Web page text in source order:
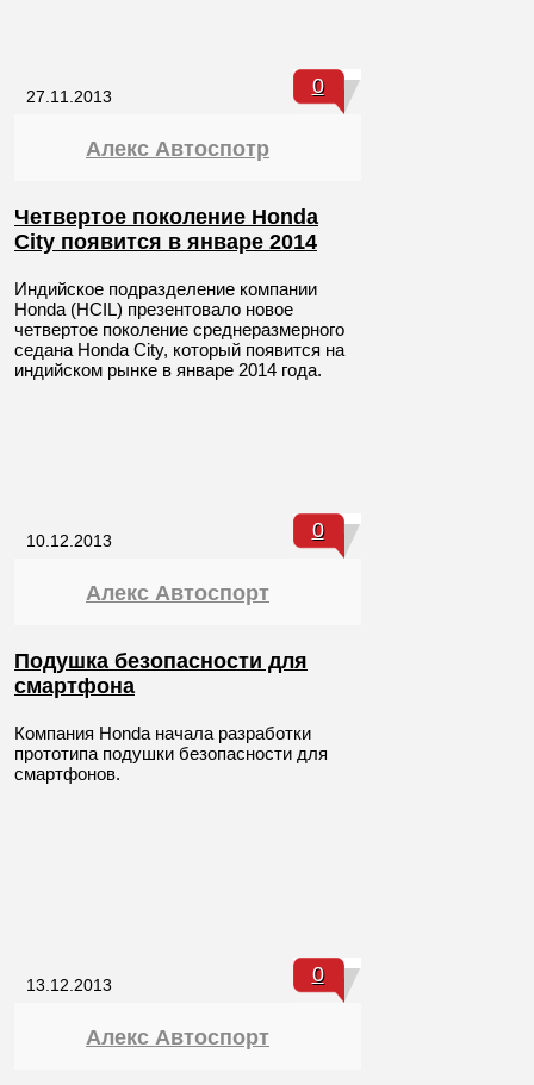
27.11.2013 0
Алекс Автоспотр
Четвертое поколение Honda
City появится в январе 2014
Индийское подразделение компании
Honda (HCIL) презентовало новое
четвертое поколение среднеразмерного
седана Honda City, который появится на
индийском рынке в январе 2014 года.
10.12.2013 0
Алекс Автоспорт
Подушка безопасности для
смартфона
Компания Honda начала разработки
прототипа подушки безопасности для
смартфонов.
13.12.2013 0
Алекс Автоспорт